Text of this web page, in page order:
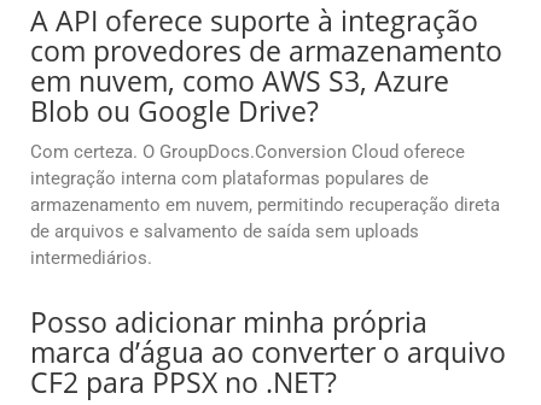
A API oferece suporte à integração
com provedores de armazenamento
em nuvem, como AWS S3, Azure
Blob ou Google Drive?
Com certeza. O GroupDocs.Conversion Cloud oferece
integração interna com plataformas populares de
armazenamento em nuvem, permitindo recuperação direta
de arquivos e salvamento de saída sem uploads
intermediários.
Posso adicionar minha própria
marca d’água ao converter o arquivo
CF2 para PPSX no .NET?